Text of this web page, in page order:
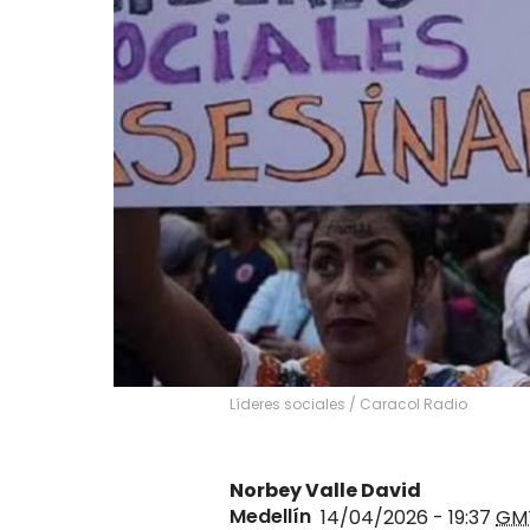
Líderes sociales / Caracol Radio
Norbey Valle David
Medellín 14/04/2026 - 19:37